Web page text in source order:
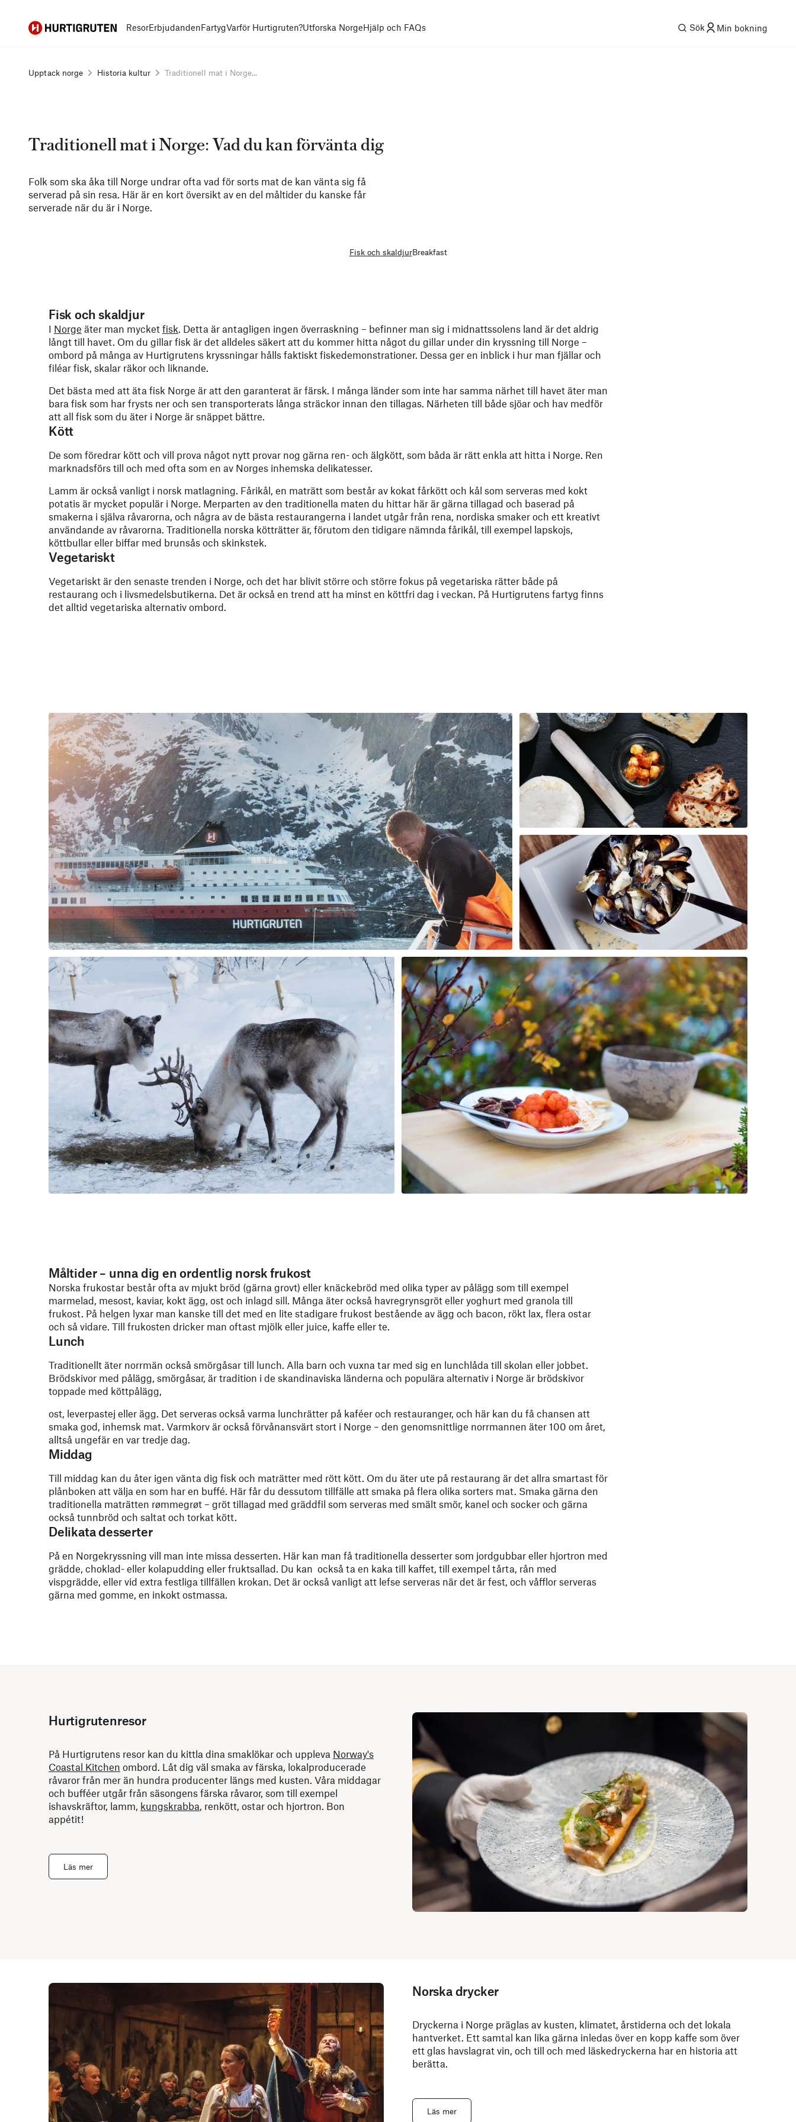
Hurtigruten ResorErbjudandenFartygVarför Hurtigruten?Utforska NorgeHjälp och FAQs Sök Min bokning
Upptack norge Historia kultur Traditionell mat i Norge...
Traditionell mat i Norge: Vad du kan förvänta dig
Folk som ska åka till Norge undrar ofta vad för sorts mat de kan vänta sig få
serverad på sin resa. Här är en kort översikt av en del måltider du kanske får
serverade när du är i Norge.
Fisk och skaldjurBreakfast
Fisk och skaldjur
I Norge äter man mycket fisk. Detta är antagligen ingen överraskning – befinner man sig i midnattssolens land är det aldrig
långt till havet. Om du gillar fisk är det alldeles säkert att du kommer hitta något du gillar under din kryssning till Norge –
ombord på många av Hurtigrutens kryssningar hålls faktiskt fiskedemonstrationer. Dessa ger en inblick i hur man fjällar och
filéar fisk, skalar räkor och liknande.
Det bästa med att äta fisk Norge är att den garanterat är färsk. I många länder som inte har samma närhet till havet äter man
bara fisk som har frysts ner och sen transporterats långa sträckor innan den tillagas. Närheten till både sjöar och hav medför
att all fisk som du äter i Norge är snäppet bättre.
Kött
De som föredrar kött och vill prova något nytt provar nog gärna ren- och älgkött, som båda är rätt enkla att hitta i Norge. Ren
marknadsförs till och med ofta som en av Norges inhemska delikatesser.
Lamm är också vanligt i norsk matlagning. Fårikål, en maträtt som består av kokat fårkött och kål som serveras med kokt
potatis är mycket populär i Norge. Merparten av den traditionella maten du hittar här är gärna tillagad och baserad på
smakerna i själva råvarorna, och några av de bästa restaurangerna i landet utgår från rena, nordiska smaker och ett kreativt
användande av råvarorna. Traditionella norska kötträtter är, förutom den tidigare nämnda fårikål, till exempel lapskojs,
köttbullar eller biffar med brunsås och skinkstek.
Vegetariskt
Vegetariskt är den senaste trenden i Norge, och det har blivit större och större fokus på vegetariska rätter både på
restaurang och i livsmedelsbutikerna. Det är också en trend att ha minst en köttfri dag i veckan. På Hurtigrutens fartyg finns
det alltid vegetariska alternativ ombord.
Måltider – unna dig en ordentlig norsk frukost
Norska frukostar består ofta av mjukt bröd (gärna grovt) eller knäckebröd med olika typer av pålägg som till exempel
marmelad, mesost, kaviar, kokt ägg, ost och inlagd sill. Många äter också havregrynsgröt eller yoghurt med granola till
frukost. På helgen lyxar man kanske till det med en lite stadigare frukost bestående av ägg och bacon, rökt lax, flera ostar
och så vidare. Till frukosten dricker man oftast mjölk eller juice, kaffe eller te.
Lunch
Traditionellt äter norrmän också smörgåsar till lunch. Alla barn och vuxna tar med sig en lunchlåda till skolan eller jobbet.
Brödskivor med pålägg, smörgåsar, är tradition i de skandinaviska länderna och populära alternativ i Norge är brödskivor
toppade med köttpålägg,
ost, leverpastej eller ägg. Det serveras också varma lunchrätter på kaféer och restauranger, och här kan du få chansen att
smaka god, inhemsk mat. Varmkorv är också förvånansvärt stort i Norge – den genomsnittlige norrmannen äter 100 om året,
alltså ungefär en var tredje dag.
Middag
Till middag kan du åter igen vänta dig fisk och maträtter med rött kött. Om du äter ute på restaurang är det allra smartast för
plånboken att välja en som har en buffé. Här får du dessutom tillfälle att smaka på flera olika sorters mat. Smaka gärna den
traditionella maträtten rømmegrøt – gröt tillagad med gräddfil som serveras med smält smör, kanel och socker och gärna
också tunnbröd och saltat och torkat kött.
Delikata desserter
På en Norgekryssning vill man inte missa desserten. Här kan man få traditionella desserter som jordgubbar eller hjortron med
grädde, choklad- eller kolapudding eller fruktsallad. Du kan också ta en kaka till kaffet, till exempel tårta, rån med
vispgrädde, eller vid extra festliga tillfällen krokan. Det är också vanligt att lefse serveras när det är fest, och våfflor serveras
gärna med gomme, en inkokt ostmassa.
Hurtigrutenresor
På Hurtigrutens resor kan du kittla dina smaklökar och uppleva Norway's
Coastal Kitchen ombord. Låt dig väl smaka av färska, lokalproducerade
råvaror från mer än hundra producenter längs med kusten. Våra middagar
och bufféer utgår från säsongens färska råvaror, som till exempel
ishavskräftor, lamm, kungskrabba, renkött, ostar och hjortron. Bon
appétit!
Läs mer
Norska drycker
Dryckerna i Norge präglas av kusten, klimatet, årstiderna och det lokala
hantverket. Ett samtal kan lika gärna inledas över en kopp kaffe som över
ett glas havslagrat vin, och till och med läskedryckerna har en historia att
berätta.
Läs mer